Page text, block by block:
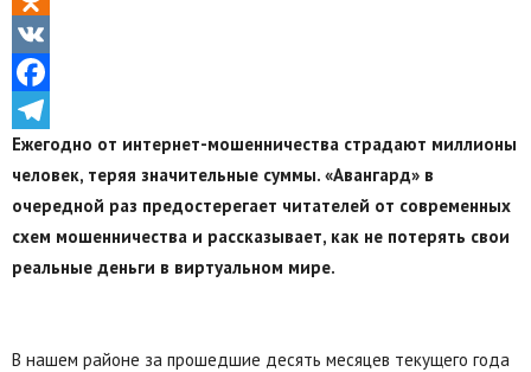
Odnoklassniki
VK
Facebook
Telegram
Ежегодно от интернет-мошенничества страдают миллионы
человек, теряя значительные суммы. «Авангард» в
очередной раз предостерегает читателей от современных
схем мошенничества и рассказывает, как не потерять свои
реальные деньги в виртуальном мире.
В нашем районе за прошедшие десять месяцев текущего года